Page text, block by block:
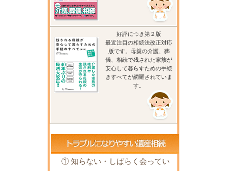
好評につき第２版
最近注目の相続法改正対応
版です。母親の介護、葬
儀、相続で残された家族が
安心して暮らすための手続
きすべてが網羅されていま
す。
① 知らない・しばらく会ってい